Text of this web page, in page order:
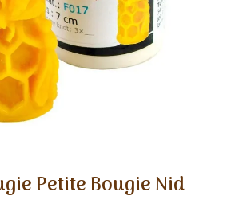
Petite Bougie Nid